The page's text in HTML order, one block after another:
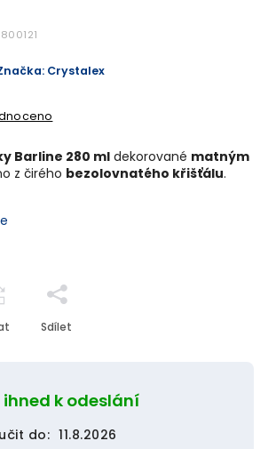
Crystalex
k odeslání
do: 11.8.2026
Barline 280 mldekorované matným
z čirého bezolovnatého křišťálu.
Sdílet